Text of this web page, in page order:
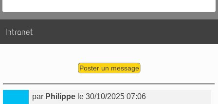
Intranet
Poster un message
par Philippe le 30/10/2025 07:06